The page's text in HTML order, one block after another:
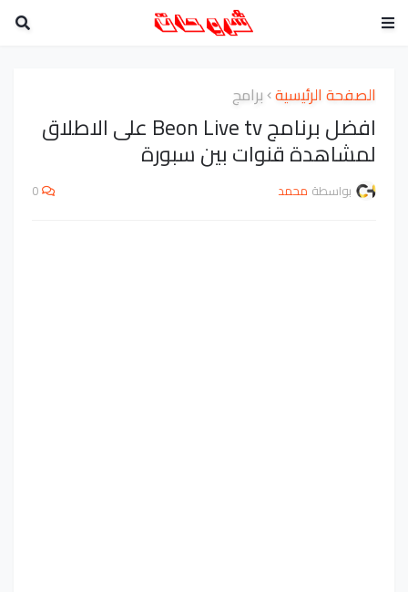
الصفحة الرئيسية برامج
افضل برنامج Beon Live tv على الاطلاق
لمشاهدة قنوات بين سبورة
بواسطة محمد 0